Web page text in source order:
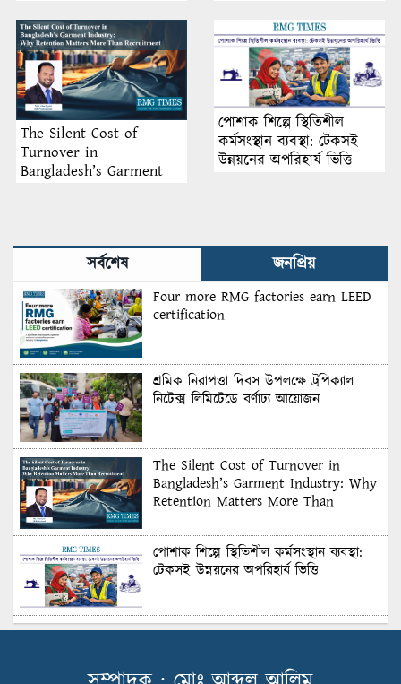
The Silent Cost of
Turnover in
Bangladesh’s Garment
পোশাক শিল্পে স্থিতিশীল
কর্মসংস্থান ব্যবস্থা: টেকসই
উন্নয়নের অপরিহার্য ভিত্তি
সর্বশেষ জনপ্রিয়
Four more RMG factories earn LEED
certification
শ্রমিক নিরাপত্তা দিবস উপলক্ষে ট্রপিক্যাল
নিটেক্স লিমিটেডে বর্ণাঢ্য আয়োজন
The Silent Cost of Turnover in
Bangladesh’s Garment Industry: Why
Retention Matters More Than
পোশাক শিল্পে স্থিতিশীল কর্মসংস্থান ব্যবস্থা:
টেকসই উন্নয়নের অপরিহার্য ভিত্তি
শুল্কের দেয়াল ভাঙার সুযোগ: মার্কিন বাজারে